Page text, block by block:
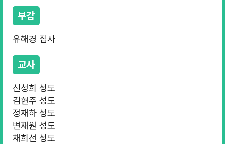
부감
유해경 집사
교사
신성희 성도
김현주 성도
정재하 성도
변재원 성도
채희선 성도